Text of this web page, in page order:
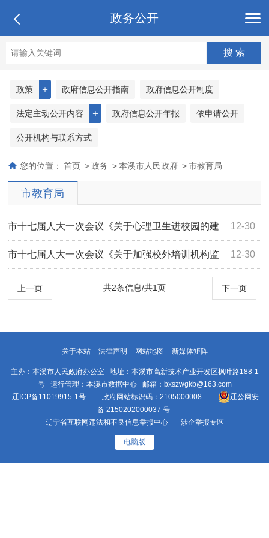
政务公开
＋
政策 政府信息公开指南 政府信息公开制度
＋
法定主动公开内容 政府信息公开年报 依申请公开
公开机构与联系方式
您的位置： 首页 > 政务 > 本溪市人民政府 > 市教育局
市教育局
12-30
市十七届人大一次会议《关于心理卫生进校园的建
议》（第1035号）答复 12-30
市十七届人大一次会议《关于加强校外培训机构监
管的建议》（第1023号）答复
上一页 下一页
共2条信息/共1页
关于本站 法律声明 网站地图 新媒体矩阵
主办：本溪市人民政府办公室 地址：本溪市高新技术产业开发区枫叶路188-1
号 运行管理：本溪市数据中心 邮箱：bxszwgkb@163.com
辽ICP备11019915-1号 政府网站标识码：2105000008
辽公网安
备 2150202000037 号
辽宁省互联网违法和不良信息举报中心
涉企举报专区
电脑版